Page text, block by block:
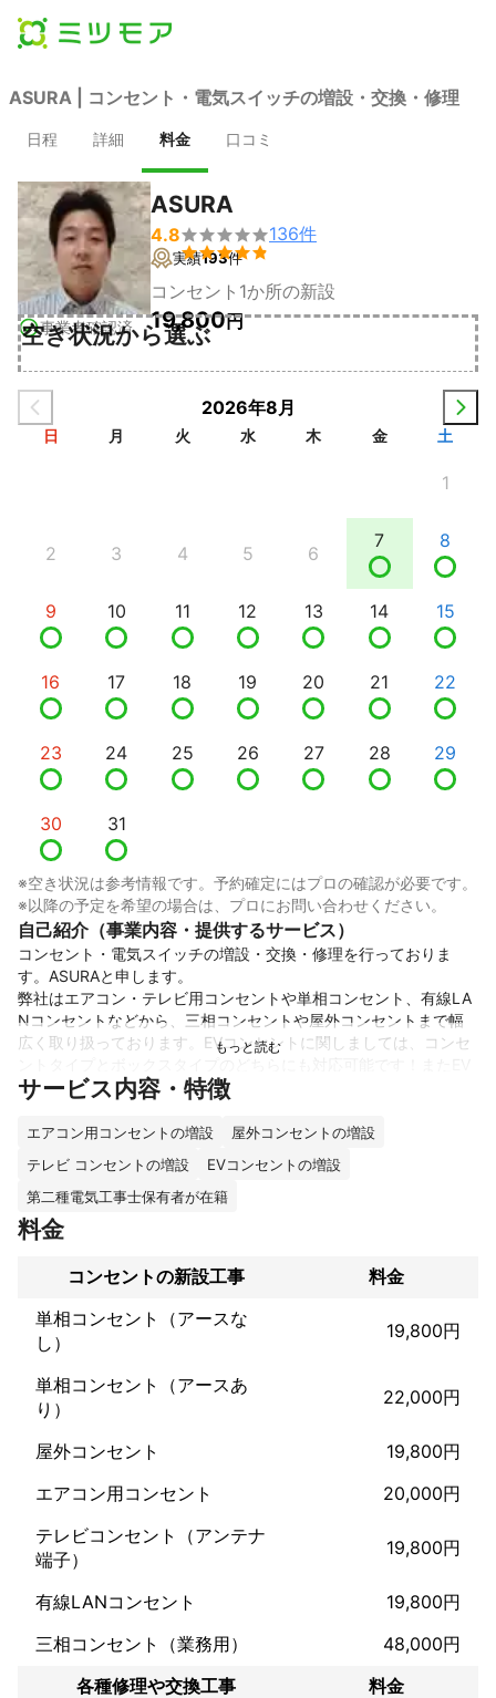
ASURA | コンセント・電気スイッチの増設・交換・修理
日程 詳細 料金 口コミ
事業者確認済
ASURA
4.8

136件
実績193件
コンセント1か所の新設
19,800円
空き状況から選ぶ
2026年8月
日 月 火 水 木 金 土
1
2 3 4 5 6
7 8
9 10 11 12 13 14 15
16 17 18 19 20 21 22
23 24 25 26 27 28 29
30 31
※空き状況は参考情報です。予約確定にはプロの確認が必要です。
※以降の予定を希望の場合は、プロにお問い合わせください。
自己紹介（事業内容・提供するサービス）
コンセント・電気スイッチの増設・交換・修理を行っておりま
す。ASURAと申します。
弊社はエアコン・テレビ用コンセントや単相コンセント、有線LA
Nコンセントなどから、三相コンセントや屋外コンセントまで幅
広く取り扱っております。EVコンセントに関しましては、コンセ
コンセントはお客様自身がお持ちのものを使用することもできま
ださい。ご連絡お待ちしております！
これまでの実績
ました。
アピールポイント
任を持って最後まで対応いたしますので、ご安心ください。また
サービス内容・特徴
エアコン用コンセントの増設
屋外コンセントの増設
テレビ コンセントの増設
EVコンセントの増設
第二種電気工事士保有者が在籍
料金
コンセントの新設工事
料金
単相コンセント（アースな
し）
19,800円
単相コンセント（アースあ
り）
22,000円
屋外コンセント
19,800円
エアコン用コンセント
20,000円
テレビコンセント（アンテナ
端子）
19,800円
有線LANコンセント
19,800円
三相コンセント（業務用）
48,000円
各種修理や交換工事
料金